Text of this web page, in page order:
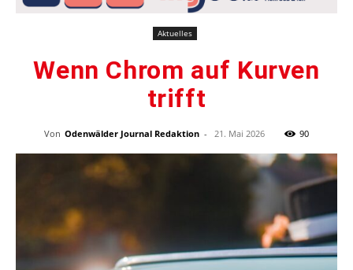
Aktuelles
Wenn Chrom auf Kurven
trifft
Von Odenwälder Journal Redaktion - 21. Mai 2026 90